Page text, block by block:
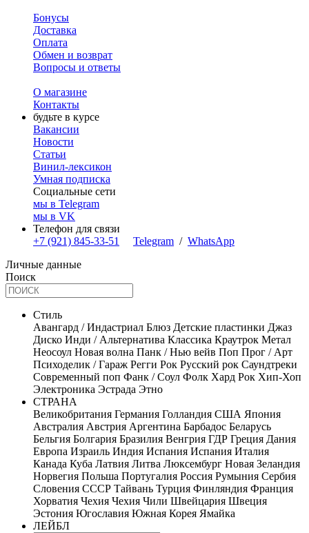
Бонусы
Доставка
Оплата
Обмен и возврат
Вопросы и ответы
О магазине
Контакты
будьте в курсе
Вакансии
Новости
Статьи
Винил-лексикон
Умная подписка
Социальные сети
мы в Telegram
мы в VK
Телефон для связи
+7 (921) 845-33-51
Telegram / WhatsApp
Личные данные
Поиск
Стиль
Авангард / Индастриал Блюз Детские пластинки Джаз
Диско Инди / Альтернатива Классика Краутрок Метал
Неосоул Новая волна Панк / Нью вейв Поп Прог / Арт
Психоделик / Гараж Регги Рок Русский рок Саундтреки
Современный поп Фанк / Соул Фолк Хард Рок Хип-Хоп
Электроника Эстрада Этно
СТРАНА
Великобритания Германия Голландия США Япония
Австралия Австрия Аргентина Барбадос Беларусь
Бельгия Болгария Бразилия Венгрия ГДР Греция Дания
Европа Израиль Индия Испания Испания Италия
Канада Куба Латвия Литва Люксембург Новая Зеландия
Норвегия Польша Португалия Россия Румыния Сербия
Словения СССР Тайвань Турция Финляндия Франция
Хорватия Чехия Чехия Чили Швейцария Швеция
Эстония Югославия Южная Корея Ямайка
ЛЕЙБЛ